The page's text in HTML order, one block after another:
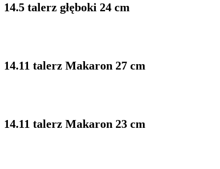
14.5 talerz głęboki 24 cm
14.11 talerz Makaron 27 cm
14.11 talerz Makaron 23 cm